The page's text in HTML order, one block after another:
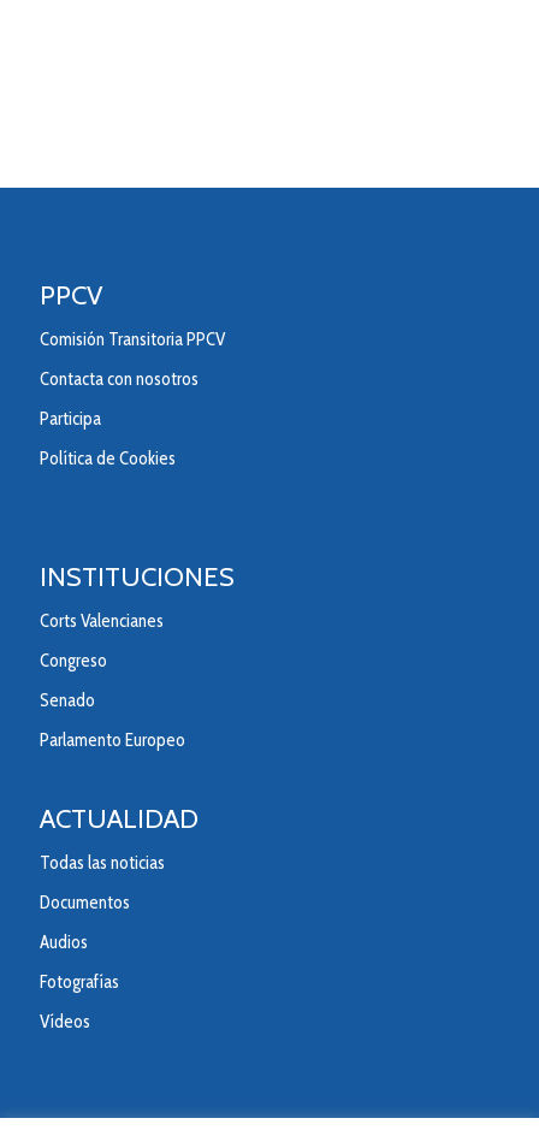
PPCV
Comisión Transitoria PPCV
Contacta con nosotros
Participa
Política de Cookies
INSTITUCIONES
Corts Valencianes
Congreso
Senado
Parlamento Europeo
ACTUALIDAD
Todas las noticias
Documentos
Audios
Fotografías
Vídeos